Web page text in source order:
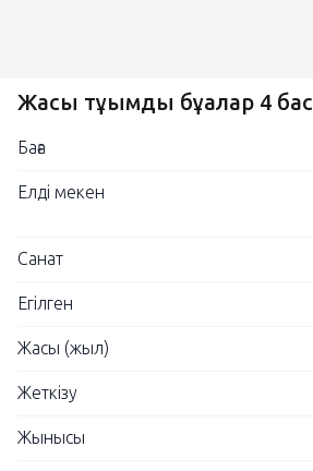
Жақсы тұқымды бұқалар 4 бас
Баға
Елді мекен
Санат
Егілген
Жасы (жыл)
Жеткізу
Жынысы